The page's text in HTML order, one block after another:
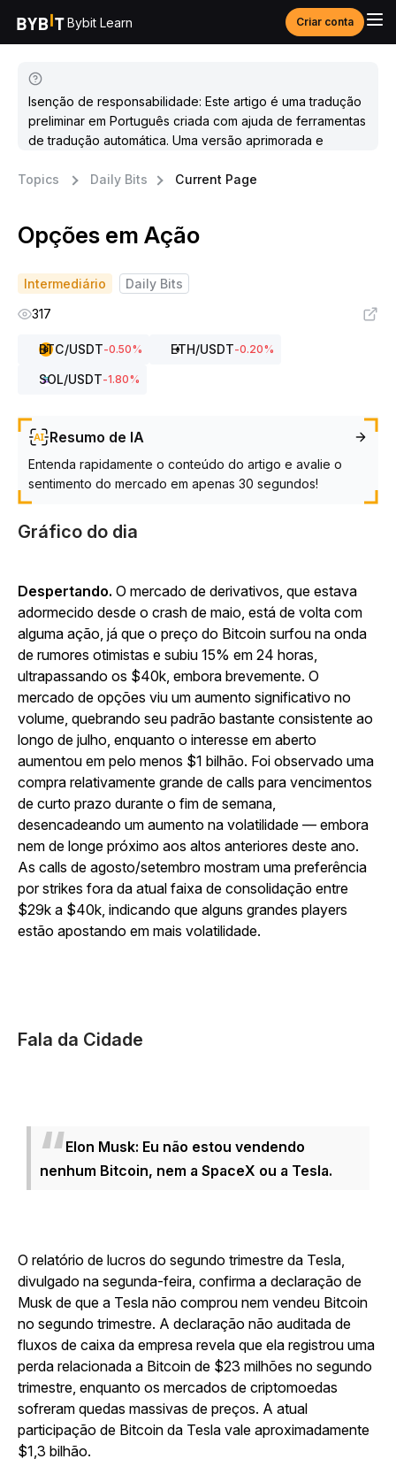
Bybit Learn Criar conta
Isenção de responsabilidade: Este artigo é uma tradução
preliminar em Português criada com ajuda de ferramentas
de tradução automática. Uma versão aprimorada e
Topics
Daily Bits Current Page
Opções em Ação
Intermediário
Daily Bits
317
BTC/USDT-0.50% ETH/USDT-0.20%
SOL/USDT-1.80%
Resumo de IA
Entenda rapidamente o conteúdo do artigo e avalie o
sentimento do mercado em apenas 30 segundos!
Gráfico do dia
Despertando. O mercado de derivativos, que estava
adormecido desde o crash de maio, está de volta com
alguma ação, já que o preço do Bitcoin surfou na onda
de rumores otimistas e subiu 15% em 24 horas,
ultrapassando os $40k, embora brevemente. O
mercado de opções viu um aumento significativo no
volume, quebrando seu padrão bastante consistente ao
longo de julho, enquanto o interesse em aberto
aumentou em pelo menos $1 bilhão. Foi observado uma
compra relativamente grande de calls para vencimentos
de curto prazo durante o fim de semana,
desencadeando um aumento na volatilidade — embora
nem de longe próximo aos altos anteriores deste ano.
As calls de agosto/setembro mostram uma preferência
por strikes fora da atual faixa de consolidação entre
$29k a $40k, indicando que alguns grandes players
estão apostando em mais volatilidade.
Fala da Cidade
Elon Musk: Eu não estou vendendo
nenhum Bitcoin, nem a SpaceX ou a Tesla.
O relatório de lucros do segundo trimestre da Tesla,
divulgado na segunda-feira, confirma a declaração de
Musk de que a Tesla não comprou nem vendeu Bitcoin
no segundo trimestre. A declaração não auditada de
fluxos de caixa da empresa revela que ela registrou uma
perda relacionada a Bitcoin de $23 milhões no segundo
trimestre, enquanto os mercados de criptomoedas
sofreram quedas massivas de preços. A atual
participação de Bitcoin da Tesla vale aproximadamente
$1,3 bilhão.